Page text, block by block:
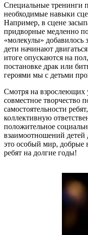
Специальные тренинги
необходимые навыки
Например, в сцене
придворные медленно
«молекулы» добавилось
дети начинают
итоге опускаются на
постановке драк или
героями мы с детьми
Смотря на взрослеющих
совместное творчество
самостоятельности
коллективную
положительное
взаимоотношений детей
это особый мир, добрые
ребят на долгие годы!